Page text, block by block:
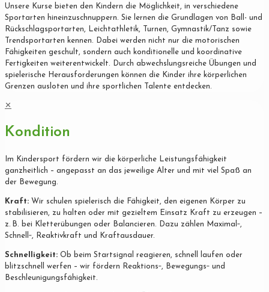
Unsere Kurse bieten den Kindern die Möglichkeit, in verschiedene
Sportarten hineinzuschnuppern. Sie lernen die Grundlagen von Ball- und
Rückschlagsportarten, Leichtathletik, Turnen, Gymnastik/Tanz sowie
Trendsportarten kennen. Dabei werden nicht nur die motorischen
Fähigkeiten geschult, sondern auch konditionelle und koordinative
Fertigkeiten weiterentwickelt. Durch abwechslungsreiche Übungen und
spielerische Herausforderungen können die Kinder ihre körperlichen
Grenzen ausloten und ihre sportlichen Talente entdecken.
✕
Kondition
Im Kindersport fördern wir die körperliche Leistungsfähigkeit
ganzheitlich – angepasst an das jeweilige Alter und mit viel Spaß an
der Bewegung.
Kraft: Wir schulen spielerisch die Fähigkeit, den eigenen Körper zu
stabilisieren, zu halten oder mit gezieltem Einsatz Kraft zu erzeugen –
z. B. bei Kletterübungen oder Balancieren. Dazu zählen Maximal‐,
Schnell‐, Reaktivkraft und Kraftausdauer.
Schnelligkeit: Ob beim Startsignal reagieren, schnell laufen oder
blitzschnell werfen – wir fördern Reaktions‐, Bewegungs‐ und
Beschleunigungsfähigkeit.